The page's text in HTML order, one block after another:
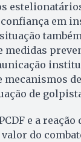
em
medidas
mecanismos
de
e a reação
do